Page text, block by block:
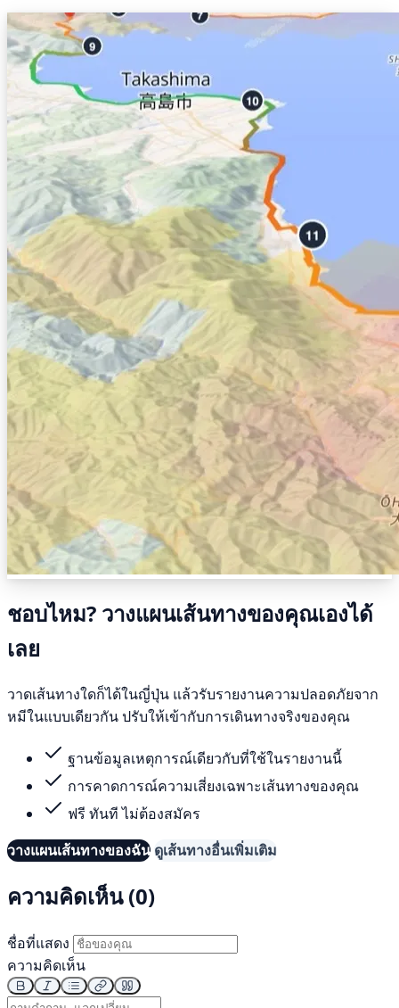
ชอบไหม? วางแผนเส้นทางของคุณเองได้
เลย
วาดเส้นทางใดก็ได้ในญี่ปุ่น แล้วรับรายงานความปลอดภัยจาก
หมีในแบบเดียวกัน ปรับให้เข้ากับการเดินทางจริงของคุณ
ฐานข้อมูลเหตุการณ์เดียวกับที่ใช้ในรายงานนี้
การคาดการณ์ความเสี่ยงเฉพาะเส้นทางของคุณ
ฟรี ทันที ไม่ต้องสมัคร
วางแผนเส้นทางของฉัน ดูเส้นทางอื่นเพิ่มเติม
ความคิดเห็น (0)
ชื่อที่แสดง
ความคิดเห็น